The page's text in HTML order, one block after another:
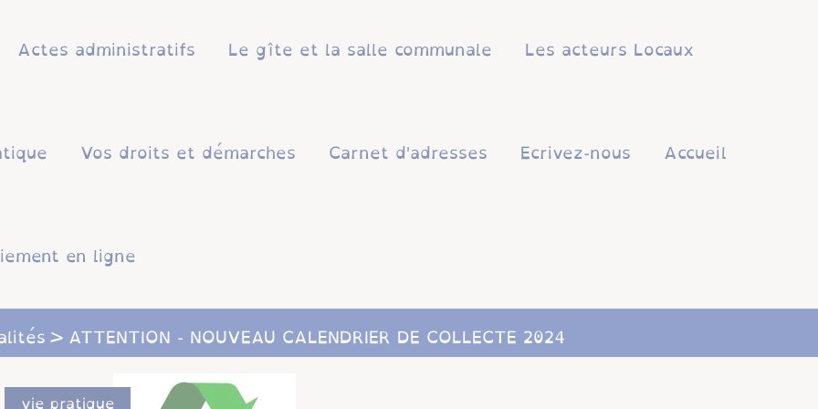
Actes administratifs Le gîte et la salle communale Les acteurs Locaux
Vos droits et démarches Carnet d'adresses Ecrivez-nous Accueil
en ligne
ATTENTION - NOUVEAU CALENDRIER DE COLLECTE 2024
vie pratique